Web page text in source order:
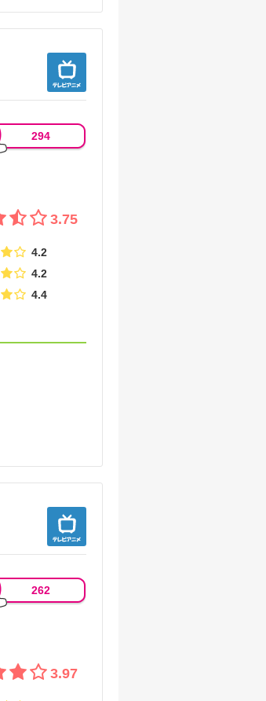
294
3.75
4.2
4.2
4.4
262
3.97